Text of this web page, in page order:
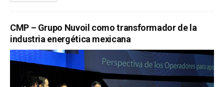
CMP – Grupo Nuvoil como transformador de la
industria energética mexicana